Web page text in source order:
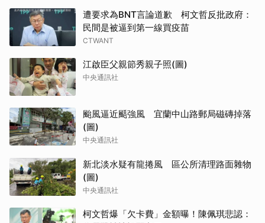
遭要求為BNT言論道歉 柯文哲反批政府：
民間是被逼到第一線買疫苗
CTWANT
江啟臣父親節秀親子照(圖)
中央通訊社
颱風逼近颳強風 宜蘭中山路郵局磁磚掉落
(圖)
中央通訊社
新北淡水疑有龍捲風 區公所清理路面雜物
(圖)
中央通訊社
柯文哲爆「欠卡費」金額曝！陳佩琪悲認：